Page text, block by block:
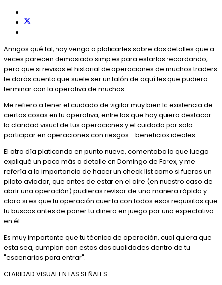
Amigos qué tal, hoy vengo a platicarles sobre dos detalles que a
veces parecen demasiado simples para estarlos recordando,
pero que si revisas el historial de operaciones de muchos traders
te darás cuenta que suele ser un talón de aquí les que pudiera
terminar con la operativa de muchos.
Me refiero a tener el cuidado de vigilar muy bien la existencia de
ciertas cosas en tu operativa, entre las que hoy quiero destacar
la claridad visual de tus operaciones y el cuidado por solo
participar en operaciones con riesgos - beneficios ideales.
El otro día platicando en punto nueve, comentaba lo que luego
expliqué un poco más a detalle en Domingo de Forex, y me
refería a la importancia de hacer un check list como si fueras un
piloto aviador, que antes de estar en el aire (en nuestro caso de
abrir una operación) pudieras revisar de una manera rápida y
clara si es que tu operación cuenta con todos esos requisitos que
tu buscas antes de poner tu dinero en juego por una expectativa
en él.
Es muy importante que tu técnica de operación, cual quiera que
esta sea, cumplan con estas dos cualidades dentro de tu
"escenarios para entrar".
CLARIDAD VISUAL EN LAS SEÑALES: